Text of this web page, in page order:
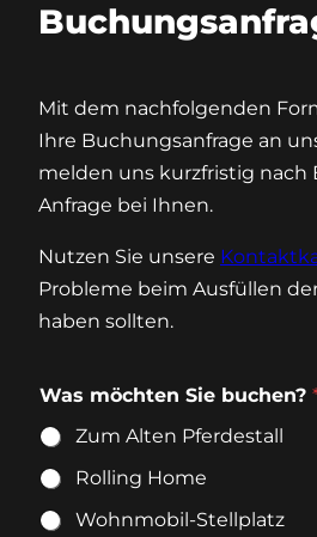
Mit dem nachfolgenden
Ihre Buchungsanfrage an
melden uns kurzfristig nach
Anfrage bei Ihnen.
Nutzen Sie unsere
Probleme beim Ausfüllen
haben sollten.
Was möchten Sie buchen?
Zum Alten Pferdestall
Rolling Home
Wohnmobil-Stellplatz